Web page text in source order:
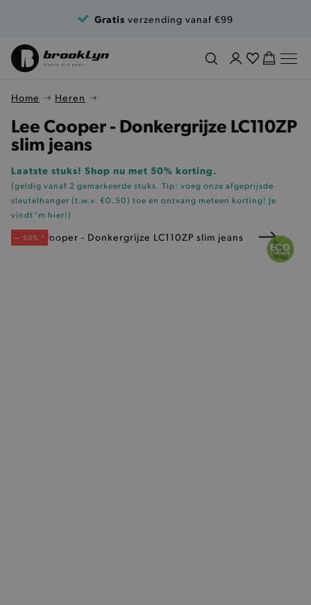
Gratis verzending vanaf €99
Home Heren
Lee Cooper - Donkergrijze LC110ZP
slim jeans
Laatste stuks! Shop nu met 50% korting.
(geldig vanaf 2 gemarkeerde stuks. Tip: voeg onze afgeprijsde
sleutelhanger (t.w.v. €0.50) toe en ontvang meteen korting! Je
vindt 'm hier!)
— 50% *